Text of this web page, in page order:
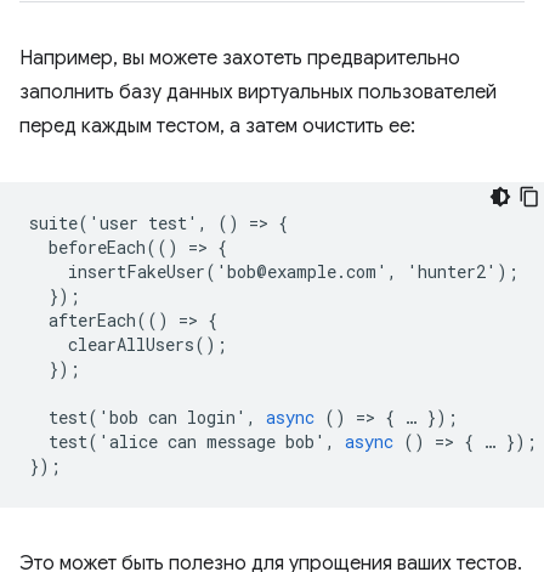
Например, вы можете захотеть предварительно
заполнить базу данных виртуальных пользователей
перед каждым тестом, а затем очистить ее:
suite( ' user test' , () => {
beforeEach(() => {
insertFakeUser( ' bob@example.com ' , ' hunter2' );
});
afterEach(() => {
clearAllUsers();
});
test( ' bob can login ' , async () => { … });
test( ' alice can message bob ' , async () => { … });
});
Это может быть полезно для упрощения ваших тестов.